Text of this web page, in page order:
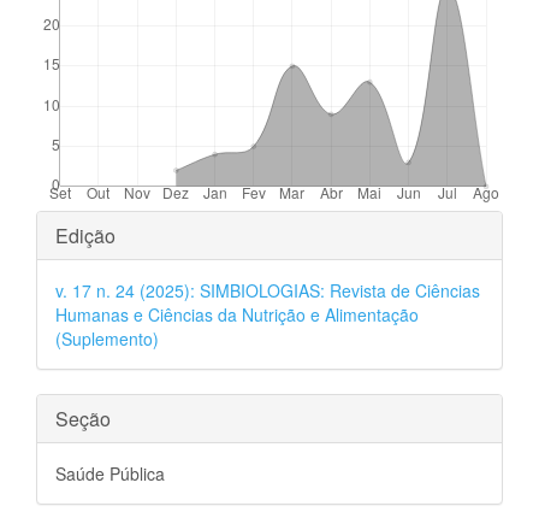
Detalhes
do
artigo
Edição
v. 17 n. 24 (2025): SIMBIOLOGIAS: Revista de Ciências
Humanas e Ciências da Nutrição e Alimentação
(Suplemento)
Seção
Saúde Pública